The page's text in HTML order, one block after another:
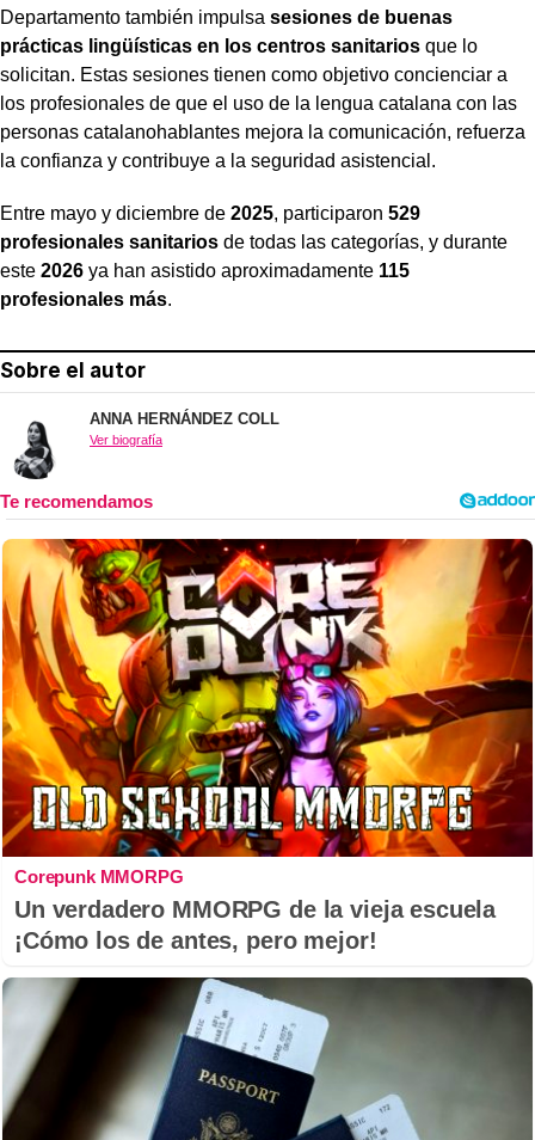
Departamento también impulsa sesiones de buenas
prácticas lingüísticas en los centros sanitarios que lo
solicitan. Estas sesiones tienen como objetivo concienciar a
los profesionales de que el uso de la lengua catalana con las
personas catalanohablantes mejora la comunicación, refuerza
la confianza y contribuye a la seguridad asistencial.
Entre mayo y diciembre de 2025, participaron 529
profesionales sanitarios de todas las categorías, y durante
este 2026 ya han asistido aproximadamente 115
profesionales más.
Sobre el autor
ANNA HERNÁNDEZ COLL
Ver biografía
Corepunk MMORPG
Un verdadero MMORPG de la vieja escuela
¡Cómo los de antes, pero mejor!